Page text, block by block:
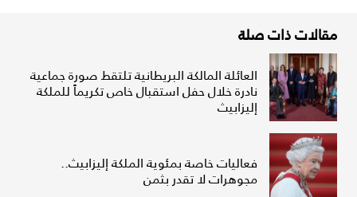
مقالات ذات صلة
العائلة المالكة البريطانية تلتقط صورة جماعية
نادرة خلال حفل استقبال خاص تكريماً للملكة
إليزابيث
فعاليات خاصة بمئوية الملكة إليزابيث..
مجوهرات لا تقدر بثمن